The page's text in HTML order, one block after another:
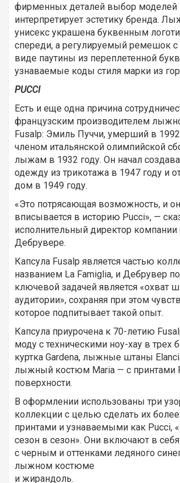
фирменных деталей выбор моделей
интерпретирует эстетику бренда.
унисекс украшена буквенным
спереди, а регулируемый ремешок
виде паутины из переплетенной
узнаваемые коды стиля марки из
PUCCI
Есть и еще одна причина
французским производителем
Fusalp: Эмиль Пуччи, умерший в
членом итальянской олимпийской
лыжам в 1932 году. Он начал
одежду из трикотажа в 1947 году и
дом в 1949 году.
«Это потрясающая возможность, и
вписывается в историю Pucci», —
исполнительный директор компании
Дебрувере.
Капсула Fusalp является частью
названием La Famiglia, и Дебрувер
ключевой задачей является «охват
аудитории», сохраняя при этом
которое подпитывает такой опыт.
Капсула приурочена к 70-летию
моду с техническими ноу-хау в трех
куртка Gardena, лыжные штаны
лыжный костюм Maria — с принтами
поверхности.
В оформлении использованы три
коллекции с целью сделать их
принтами и узнаваемыми как Pucci,
сезон в сезон». Они включают в
с черным и оттенками ледяного
лыжном костюме
и жирандоль.